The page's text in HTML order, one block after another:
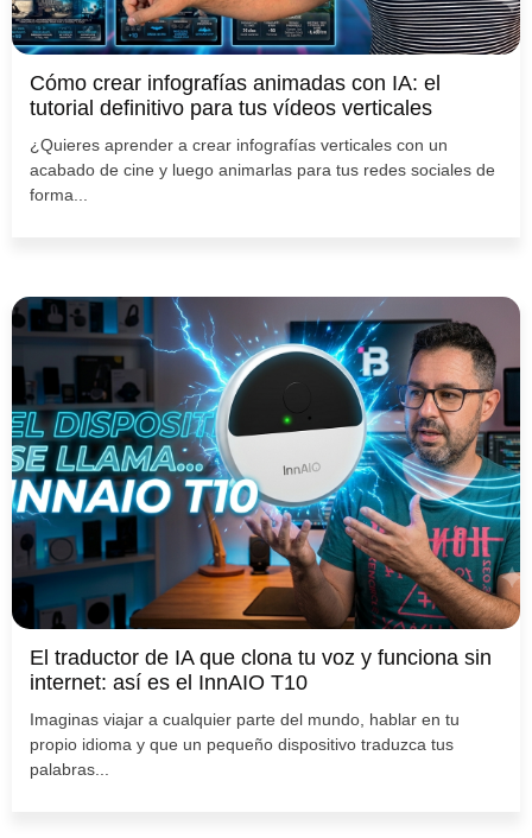
Cómo crear infografías animadas con IA: el
tutorial definitivo para tus vídeos verticales
¿Quieres aprender a crear infografías verticales con un
acabado de cine y luego animarlas para tus redes sociales de
forma...
El traductor de IA que clona tu voz y funciona sin
internet: así es el InnAIO T10
Imaginas viajar a cualquier parte del mundo, hablar en tu
propio idioma y que un pequeño dispositivo traduzca tus
palabras...